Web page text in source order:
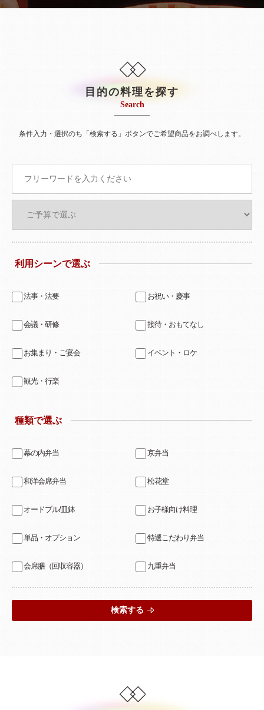
目的の料理を探す
Search
条件入力・選択のち「検索する」ボタンでご希望商品をお調べします。
利用シーンで選ぶ
法事・法要 お祝い・慶事
会議・研修 接待・おもてなし
お集まり・ご宴会 イベント・ロケ
観光・行楽
種類で選ぶ
幕の内弁当 京弁当
和洋会席弁当 松花堂
オードブル/皿鉢 お子様向け料理
単品・オプション 特選こだわり弁当
会席膳（回収容器） 九重弁当
検索する